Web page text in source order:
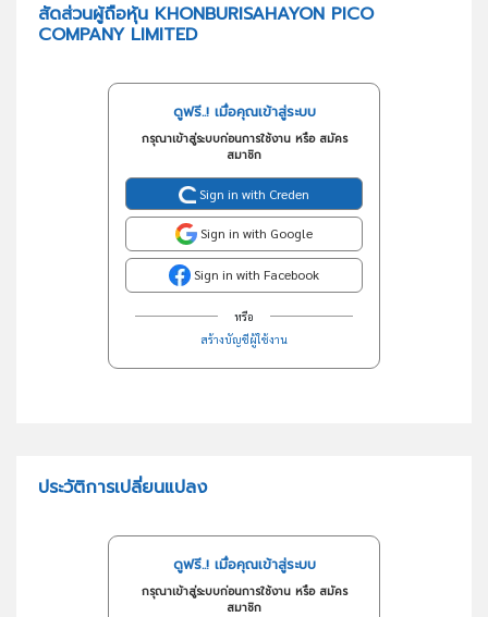
สัดส่วนผู้ถือหุ้น KHONBURISAHAYON PICO
COMPANY LIMITED
ดูฟรี..! เมื่อคุณเข้าสู่ระบบ
กรุณาเข้าสู่ระบบก่อนการใช้งาน หรือ สมัคร
สมาชิก
Sign in with Creden
Sign in with Google
Sign in with Facebook
หรือ
สร้างบัญชีผู้ใช้งาน
ประวัติการเปลี่ยนแปลง
ดูฟรี..! เมื่อคุณเข้าสู่ระบบ
กรุณาเข้าสู่ระบบก่อนการใช้งาน หรือ สมัคร
สมาชิก